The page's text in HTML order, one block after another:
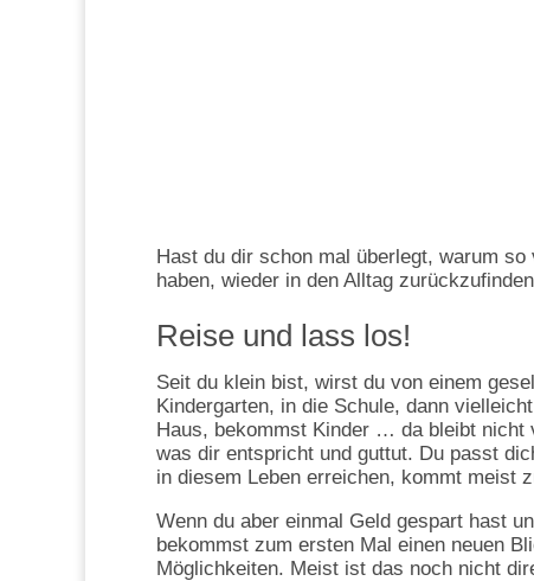
Hast du dir schon mal überlegt, warum
haben, wieder in den Alltag
Reise und lass los!
Seit du klein bist, wirst du von einem
Kindergarten, in die Schule, dann
Haus, bekommst Kinder … da bleibt
was dir entspricht und guttut. Du passt
in diesem Leben erreichen, kommt meist
Wenn du aber einmal Geld gespart hast
bekommst zum ersten Mal einen neuen
Möglichkeiten. Meist ist das noch nicht